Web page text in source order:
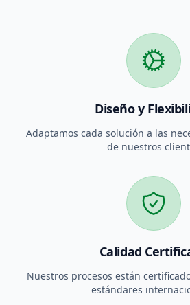
Diseño y
Adaptamos cada solución a las
de nuestros
Calidad
Nuestros procesos están
estándares